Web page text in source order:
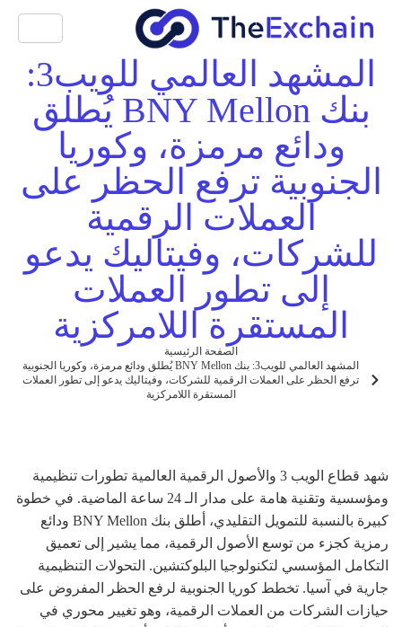
المشهد العالمي للويب3:
بنك BNY Mellon يُطلق
ودائع مرمزة، وكوريا
الجنوبية ترفع الحظر على
العملات الرقمية
للشركات، وفيتاليك يدعو
إلى تطور العملات
المستقرة اللامركزية
الصفحة الرئيسية
المشهد العالمي للويب3: بنك BNY Mellon يُطلق ودائع مرمزة، وكوريا الجنوبية
ترفع الحظر على العملات الرقمية للشركات، وفيتاليك يدعو إلى تطور العملات
المستقرة اللامركزية
شهد قطاع الويب 3 والأصول الرقمية العالمية تطورات تنظيمية
ومؤسسية وتقنية هامة على مدار الـ 24 ساعة الماضية. في خطوة
كبيرة بالنسبة للتمويل التقليدي، أطلق بنك BNY Mellon ودائع
رمزية كجزء من توسع الأصول الرقمية، مما يشير إلى تعميق
التكامل المؤسسي لتكنولوجيا البلوكتشين. التحولات التنظيمية
جارية في آسيا. تخطط كوريا الجنوبية لرفع الحظر المفروض على
حيازات الشركات من العملات الرقمية، وهو تغيير محوري في